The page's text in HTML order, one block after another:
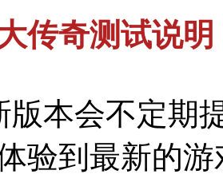
传奇测试说明
版本会不定期
验到最新的